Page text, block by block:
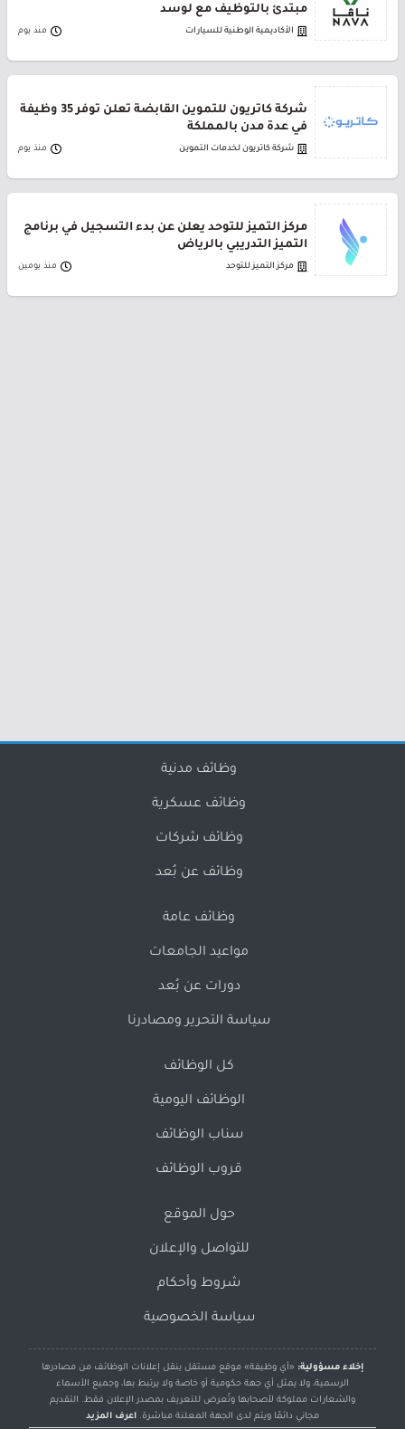
مبتدئ بالتوظيف مع لوسد
الأكاديمية الوطنية للسيارات منذ يوم
شركة كاتريون للتموين القابضة تعلن توفر 35 وظيفة
في عدة مدن بالمملكة
شركة كاتريون لخدمات التموين منذ يوم
مركز التميز للتوحد يعلن عن بدء التسجيل في برنامج
التميز التدريبي بالرياض
مركز التميز للتوحد منذ يومين
وظائف مدنية
وظائف عسكرية
وظائف شركات
وظائف عن بُعد
وظائف عامة
مواعيد الجامعات
دورات عن بُعد
سياسة التحرير ومصادرنا
كل الوظائف
الوظائف اليومية
سناب الوظائف
قروب الوظائف
حول الموقع
للتواصل والإعلان
شروط وأحكام
سياسة الخصوصية
إخلاء مسؤولية: «أي وظيفة» موقع مستقل ينقل إعلانات الوظائف من مصادرها
الرسمية، ولا يمثل أي جهة حكومية أو خاصة ولا يرتبط بها، وجميع الأسماء
والشعارات مملوكة لأصحابها وتُعرض للتعريف بمصدر الإعلان فقط. التقديم
مجاني دائمًا ويتم لدى الجهة المعلنة مباشرة. اعرف المزيد